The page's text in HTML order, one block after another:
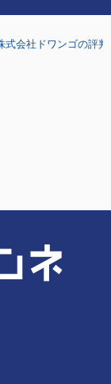
式会社ドワンゴの評判